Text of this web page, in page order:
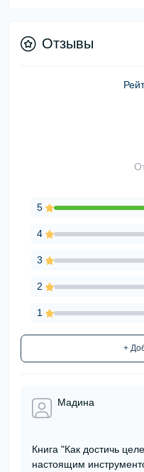
Отзывы
5
4
3
2
1
+
Мадина
Книга "Как достичь
настоящим